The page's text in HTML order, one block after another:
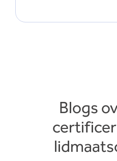
Blogs